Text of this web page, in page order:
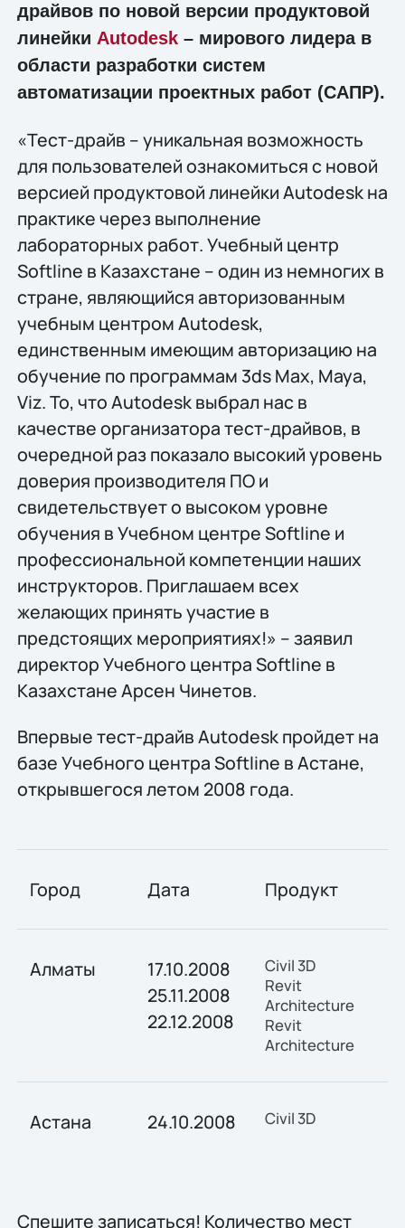
драйвов по новой версии продуктовой
линейки Autodesk– мирового лидера в
области разработки систем
автоматизации проектных работ (САПР).
«Тест-драйв – уникальная возможность
для пользователей ознакомиться с новой
версией продуктовой линейки Autodesk на
практике через выполнение
лабораторных работ. Учебный центр
Softline в Казахстане – один из немногих в
стране, являющийся авторизованным
учебным центром Autodesk,
единственным имеющим авторизацию на
обучение по программам 3ds Max, Maya,
Viz. То, что Autodesk выбрал нас в
качестве организатора тест-драйвов, в
очередной раз показало высокий уровень
доверия производителя ПО и
свидетельствует о высоком уровне
обучения в Учебном центре Softline и
профессиональной компетенции наших
инструкторов. Приглашаем всех
желающих принять участие в
предстоящих мероприятиях!» – заявил
директор Учебного центра Softline в
Казахстане Арсен Чинетов.
Впервые тест-драйв Autodesk пройдет на
базе Учебного центра Softline в Астане,
открывшегося летом 2008 года.
Город Дата Продукт
Алматы
17.10.2008
25.11.2008
22.12.2008
Civil 3D
Revit
Architecture
Revit
Architecture
Астана 24.10.2008 Civil 3D
Спешите записаться! Количество мест